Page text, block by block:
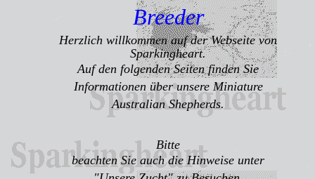
Breeder
Herzlich willkommen auf der Webseite von
Sparkingheart.
Auf den folgenden Seiten finden Sie
Informationen über unsere Miniature
Australian Shepherds.
Bitte
beachten Sie auch die Hinweise unter